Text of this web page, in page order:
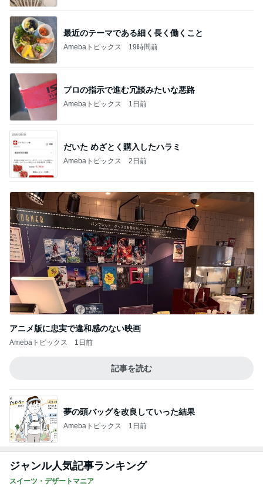
最近のテーマである細く長く働くこと
Amebaトピックス 19時間前
プロの指示で進む冗談みたいな悪路
Amebaトピックス 1日前
だいた めざとく購入したハラミ
Amebaトピックス 2日前
アニメ版に忠実で違和感のない映画
Amebaトピックス 1日前
記事を読む
夢の頭バッグを改良していった結果
Amebaトピックス 1日前
ジャンル人気記事ランキング
スイーツ・デザートマニア